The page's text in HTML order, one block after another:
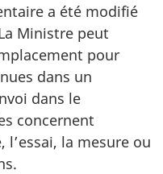
a été modifié
Ministre peut
pour
dans un
dans le
concernent
l’essai, la mesure ou